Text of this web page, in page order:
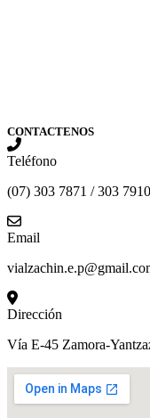
CONTACTENOS
Teléfono
(07) 303 7871 / 303 7910
Email
Dirección
Vía E-45 Zamora-